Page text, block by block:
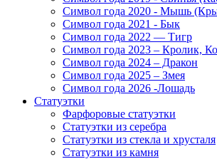
Символ года 2020 - Мышь
Символ года 2021 - Бык
Символ года 2022 — Тигр
Символ года 2023 – Кролик,
Символ года 2024 – Дракон
Символ года 2025 – Змея
Символ года 2026 -Лошадь
Статуэтки
Фарфоровые статуэтки
Статуэтки из серебра
Статуэтки из стекла и хрусталя
Статуэтки из камня